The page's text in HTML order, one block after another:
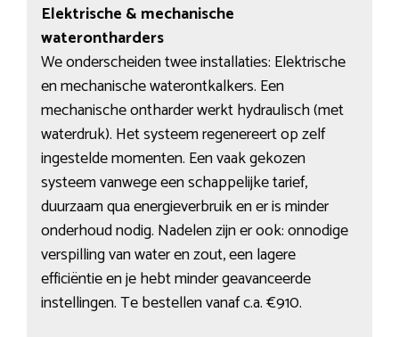
Elektrische & mechanische
waterontharders
We onderscheiden twee installaties: Elektrische
en mechanische waterontkalkers. Een
mechanische ontharder werkt hydraulisch (met
waterdruk). Het systeem regenereert op zelf
ingestelde momenten. Een vaak gekozen
systeem vanwege een schappelijke tarief,
duurzaam qua energieverbruik en er is minder
onderhoud nodig. Nadelen zijn er ook: onnodige
verspilling van water en zout, een lagere
efficiëntie en je hebt minder geavanceerde
instellingen. Te bestellen vanaf c.a. €910.